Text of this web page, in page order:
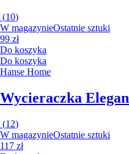
(10)
W magazynieOstatnie sztuki
99 zł
Do koszyka
Do koszyka
Hanse Home
Wycieraczka
(12)
W magazynieOstatnie sztuki
117 zł